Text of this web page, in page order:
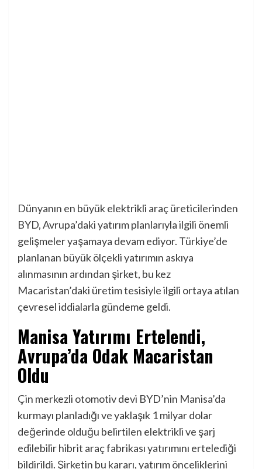
Dünyanın en büyük elektrikli araç üreticilerinden
BYD, Avrupa’daki yatırım planlarıyla ilgili önemli
gelişmeler yaşamaya devam ediyor. Türkiye’de
planlanan büyük ölçekli yatırımın askıya
alınmasının ardından şirket, bu kez
Macaristan’daki üretim tesisiyle ilgili ortaya atılan
çevresel iddialarla gündeme geldi.
Manisa Yatırımı Ertelendi,
Avrupa’da Odak Macaristan
Oldu
Çin merkezli otomotiv devi BYD’nin Manisa’da
kurmayı planladığı ve yaklaşık 1 milyar dolar
değerinde olduğu belirtilen elektrikli ve şarj
edilebilir hibrit araç fabrikası yatırımını ertelediği
bildirildi. Şirketin bu kararı, yatırım önceliklerini